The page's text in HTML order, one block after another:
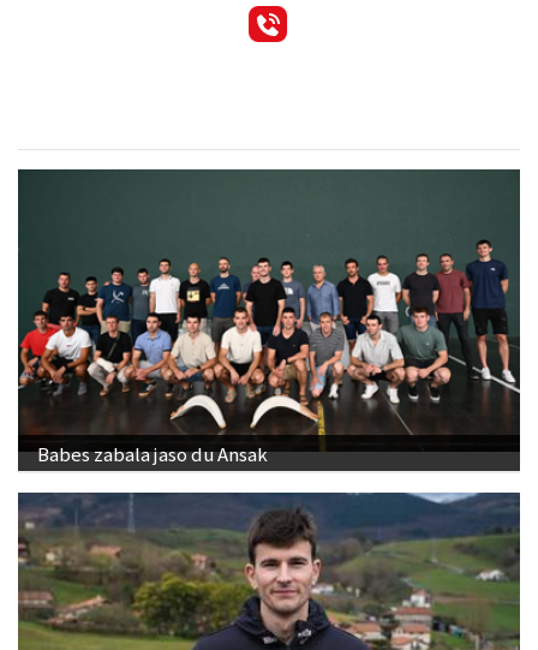
Babes zabala jaso du Ansak